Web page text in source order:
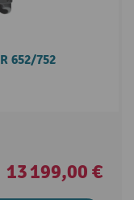
652/752
13 199,00 €